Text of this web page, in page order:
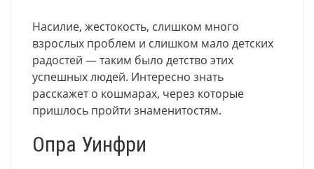
Насилие, жестокость, слишком много
взрослых проблем и слишком мало детских
радостей — таким было детство этих
успешных людей. Интересно знать
расскажет о кошмарах, через которые
пришлось пройти знаменитостям.
Опра Уинфри